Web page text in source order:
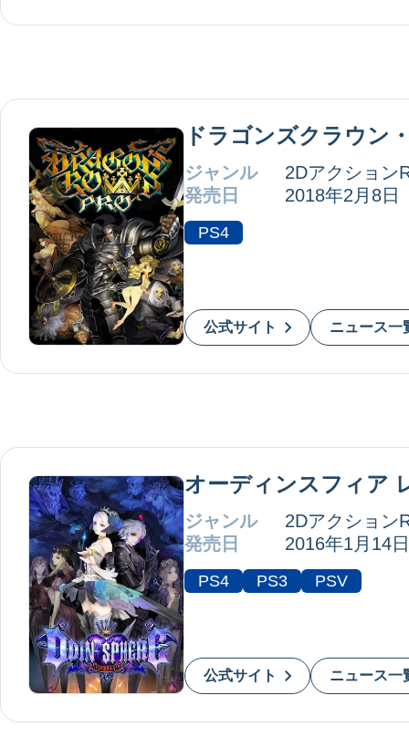
ドラゴンズクラウン
ジャンル
2Dアクション
発売日
2018年2月8日
PS4
公式サイト ニュース一
オーディンスフィア
ジャンル
2Dアクション
発売日
2016年1月14日
PS4 PS3 PSV
公式サイト ニュース一